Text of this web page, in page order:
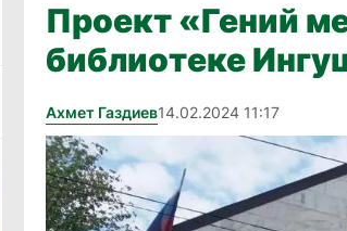
Проект «Гений
библиотеке
Ахмет Газдиев14.02.2024 11:17